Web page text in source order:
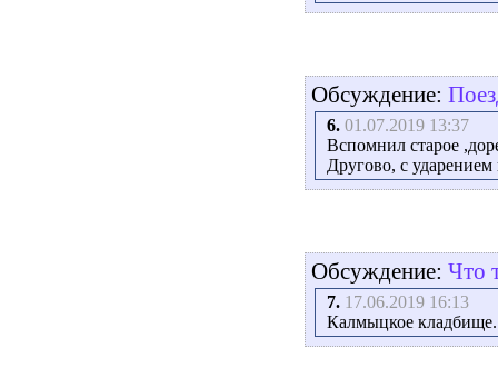
Обсуждение:
6. 01.07.2019 13:37
Вспомнил старое
Другово, с ударением
Обсуждение: Что
7. 17.06.2019 16:13
Калмыцкое